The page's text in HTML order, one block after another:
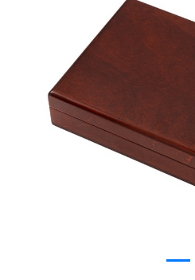
Previous